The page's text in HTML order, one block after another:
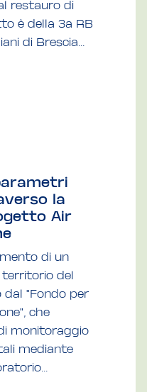
restauro di
è della 3a RB
di Brescia...
la
Air
di un
del
dal "Fondo per
che
monitoraggio
mediante